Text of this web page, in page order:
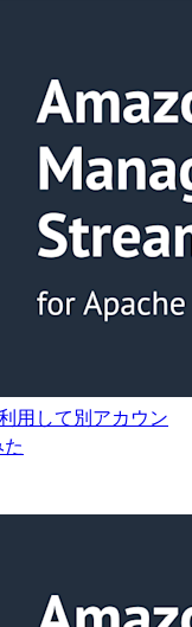
用して別アカウン